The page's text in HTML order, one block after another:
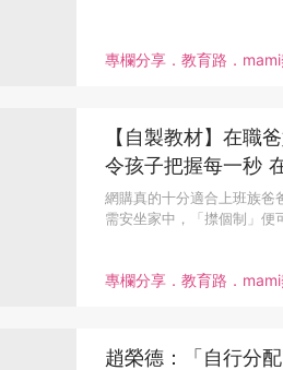
【自製教材】在職
令孩子把握每一秒
網購真的十分適合上班族爸
需安坐家中，「㩒個制」便
趙榮德：「自行分